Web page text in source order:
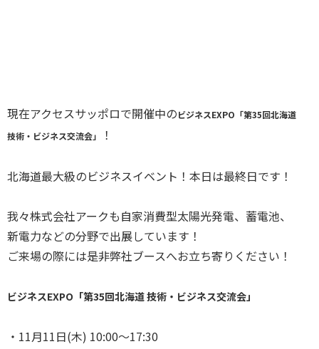
現在アクセスサッポロで開催中のビジネスEXPO「第35回北海道
技術・ビジネス交流会」
！
北海道最大級のビジネスイベント！本日は最終日です！
我々株式会社アークも自家消費型太陽光発電、蓄電池、
新電力などの分野で出展しています！
ご来場の際には是非弊社ブースへお立ち寄りください！
ビジネスEXPO「第35回北海道 技術・ビジネス交流会」
・11月11日(木) 10:00～17:30